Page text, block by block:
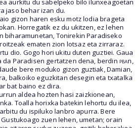
aurkitu du sabelpeko bilo ilunxeagoetan
jaso behar izan du.
gizon haren esku motz lodia brageta
Horregatik ez du ukitzen, ez lehen
biharamunetan, Tonirekin Paradiseko
ematen zion lotsaz eta zirraraz.
dio. Gogo hori ukitu duten guztiei. Gaua
da Paradisen gertatzen dena, berdin pban,
bere moduko gizon guztiak, Damian,
balkoiko eguzkitan desegin eta txatalka
bat baino ez dira.
aldea hozten hasi zaizkionean,
Toalla horixka batekin lehortu du ilea,
du ispiluko lanbro apurra. Bere
zuen lehen, umetan; orain